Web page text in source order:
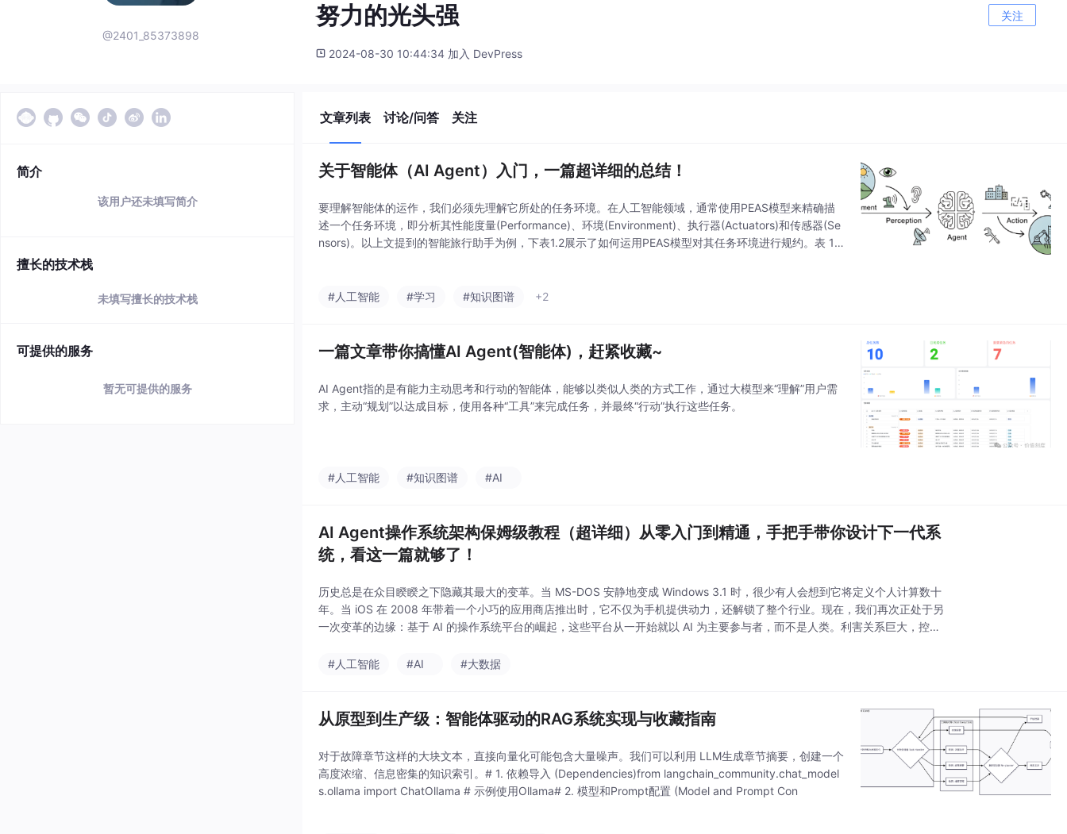
@2401_85373898
努力的光头强 关注
2024-08-30 10:44:34 加入 DevPress
简介
该用户还未填写简介
擅长的技术栈
未填写擅长的技术栈
可提供的服务
暂无可提供的服务
文章列表 讨论/问答 关注
关于智能体（AI Agent）入门，一篇超详细的总结！
要理解智能体的运作，我们必须先理解它所处的任务环境。在人工智能领域，通常使用PEAS模型来精确描
述一个任务环境，即分析其性能度量(Performance)、环境(Environment)、执行器(Actuators)和传感器(Se
nsors)。以上文提到的智能旅行助手为例，下表1.2展示了如何运用PEAS模型对其任务环境进行规约。表 1.2
#人工智能 #学习 #知识图谱 +2
一篇文章带你搞懂AI Agent(智能体)，赶紧收藏~
AI Agent指的是有能力主动思考和行动的智能体，能够以类似人类的方式工作，通过大模型来“理解”用户需
求，主动“规划”以达成目标，使用各种“工具”来完成任务，并最终“行动”执行这些任务。
#人工智能 #知识图谱 #AI
AI Agent操作系统架构保姆级教程（超详细）从零入门到精通，手把手带你设计下一代系
统，看这一篇就够了！
历史总是在众目睽睽之下隐藏其最大的变革。当 MS-DOS 安静地变成 Windows 3.1 时，很少有人会想到它将定义个人计算数十
年。当 iOS 在 2008 年带着一个小巧的应用商店推出时，它不仅为手机提供动力，还解锁了整个行业。现在，我们再次正处于另
一次变革的边缘：基于 AI 的操作系统平台的崛起，这些平台从一开始就以 AI 为主要参与者，而不是人类。利害关系巨大，控制
#人工智能
#AI #大数据
从原型到生产级：智能体驱动的RAG系统实现与收藏指南
对于故障章节这样的大块文本，直接向量化可能包含大量噪声。我们可以利用 LLM生成章节摘要，创建一个
高度浓缩、信息密集的知识索引。# 1. 依赖导入 (Dependencies)from langchain_community.chat_model
s.ollama import ChatOllama # 示例使用Ollama# 2. 模型和Prompt配置 (Model and Prompt Con